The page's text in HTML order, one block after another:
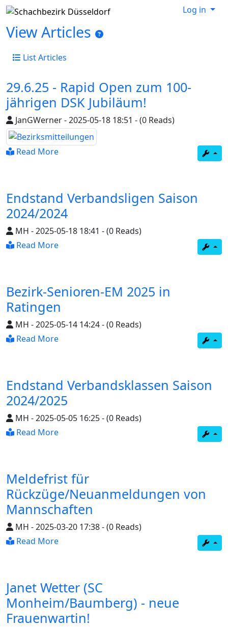
Log in
View Articles
List Articles
29.6.25 - Rapid Open zum 100-
jährigen DSK Jubiläum!
JanGWerner-2025-05-18 18:51 -(0 Reads)
Read More
Endstand Verbandsligen Saison
2024/2024
MH -2025-05-18 18:41 -(0 Reads)
Read More
Bezirk-Senioren-EM 2025 in
Ratingen
MH -2025-05-14 14:24-(0 Reads)
Read More
Endstand Verbandsklassen Saison
2024/2025
MH -2025-05-05 16:25-(0 Reads)
Read More
Meldefrist für
Rückzüge/Neuanmeldungen von
Mannschaften
MH -2025-03-20 17:38-(0 Reads)
Read More
Janet Wetter (SC
Monheim/Baumberg) - neue
Frauenwartin!